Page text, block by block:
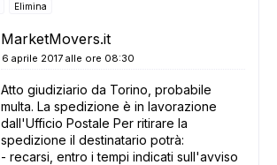
Elimina
MarketMovers.it
6 aprile 2017 alle ore 08:30
Atto giudiziario da Torino, probabile
multa. La spedizione è in lavorazione
dall'Ufficio Postale Per ritirare la
spedizione il destinatario potrà:
- recarsi, entro i tempi indicati sull'avviso